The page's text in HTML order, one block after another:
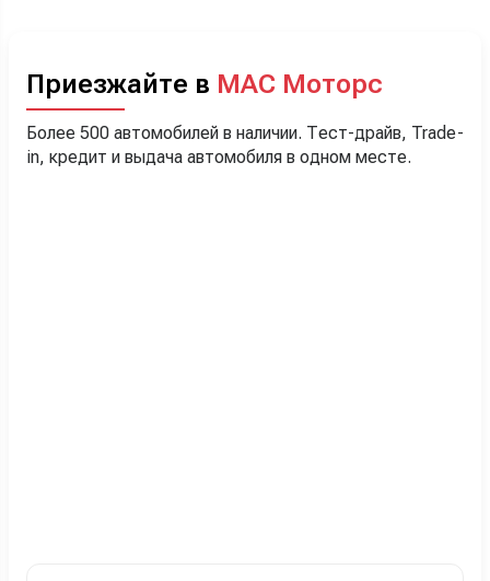
Приезжайте в МАС Моторс
Более 500 автомобилей в наличии. Тест-драйв, Trade-
in, кредит и выдача автомобиля в одном месте.